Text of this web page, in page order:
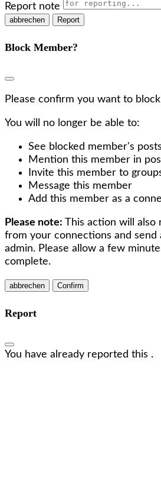
Report note
Report
Block Member?
Please confirm you want to
You will no longer be able to:
See blocked member's posts
Mention this member in
Invite this member to
Message this member
Add this member as a
Please note: This action will also
from your connections and
admin. Please allow a few
complete.
Confirm
Report
You have already reported this .